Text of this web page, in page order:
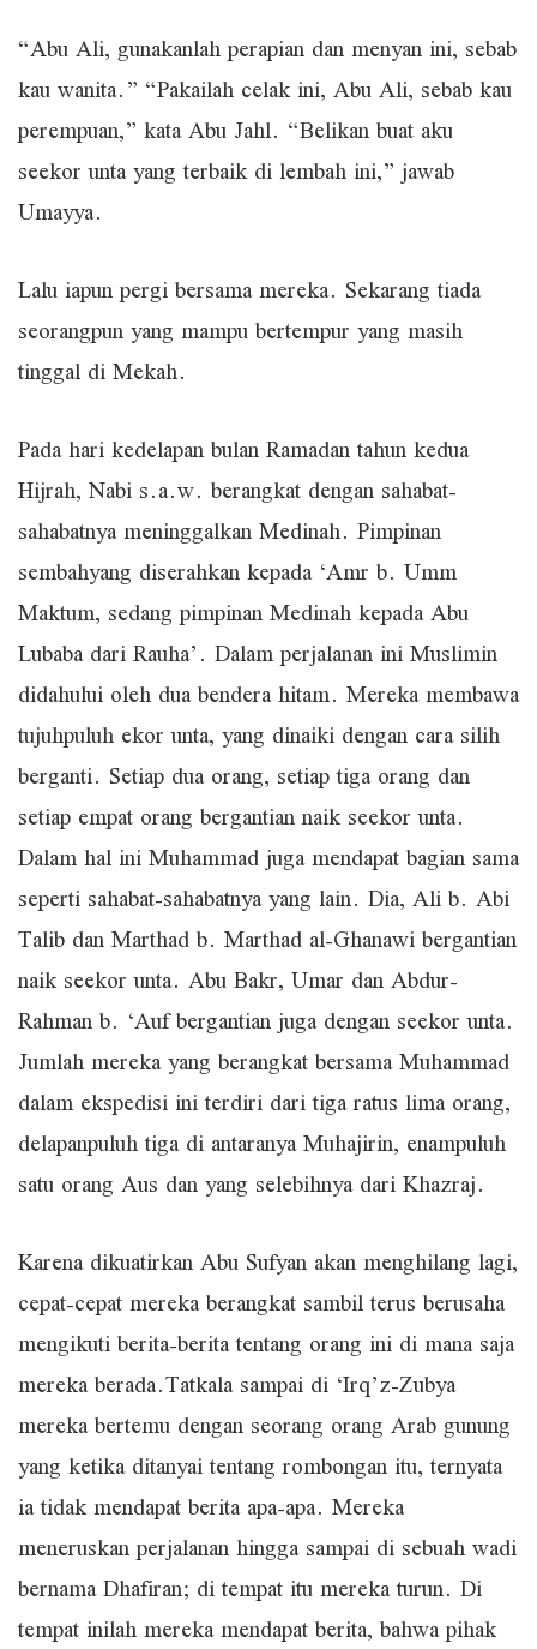
“Abu Ali, gunakanlah perapian dan menyan ini, sebab
kau wanita.” “Pakailah celak ini, Abu Ali, sebab kau
perempuan,” kata Abu Jahl. “Belikan buat aku
seekor unta yang terbaik di lembah ini,” jawab
Umayya.
Lalu iapun pergi bersama mereka. Sekarang tiada
seorangpun yang mampu bertempur yang masih
tinggal di Mekah.
Pada hari kedelapan bulan Ramadan tahun kedua
Hijrah, Nabi s.a.w. berangkat dengan sahabat-
sahabatnya meninggalkan Medinah. Pimpinan
sembahyang diserahkan kepada ‘Amr b. Umm
Maktum, sedang pimpinan Medinah kepada Abu
Lubaba dari Rauha’. Dalam perjalanan ini Muslimin
didahului oleh dua bendera hitam. Mereka membawa
tujuhpuluh ekor unta, yang dinaiki dengan cara silih
berganti. Setiap dua orang, setiap tiga orang dan
setiap empat orang bergantian naik seekor unta.
Dalam hal ini Muhammad juga mendapat bagian sama
seperti sahabat-sahabatnya yang lain. Dia, Ali b. Abi
Talib dan Marthad b. Marthad al-Ghanawi bergantian
naik seekor unta. Abu Bakr, Umar dan Abdur-
Rahman b. ‘Auf bergantian juga dengan seekor unta.
Jumlah mereka yang berangkat bersama Muhammad
dalam ekspedisi ini terdiri dari tiga ratus lima orang,
delapanpuluh tiga di antaranya Muhajirin, enampuluh
satu orang Aus dan yang selebihnya dari Khazraj.
Karena dikuatirkan Abu Sufyan akan menghilang lagi,
cepat-cepat mereka berangkat sambil terus berusaha
mengikuti berita-berita tentang orang ini di mana saja
mereka berada.Tatkala sampai di ‘Irq’z-Zubya
mereka bertemu dengan seorang orang Arab gunung
yang ketika ditanyai tentang rombongan itu, ternyata
ia tidak mendapat berita apa-apa. Mereka
meneruskan perjalanan hingga sampai di sebuah wadi
bernama Dhafiran; di tempat itu mereka turun. Di
tempat inilah mereka mendapat berita, bahwa pihak